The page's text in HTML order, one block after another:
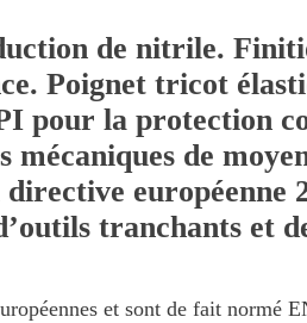
de nitrile.
Poignet tricot
pour la protection
de
européenne
tranchants et
et sont de fait